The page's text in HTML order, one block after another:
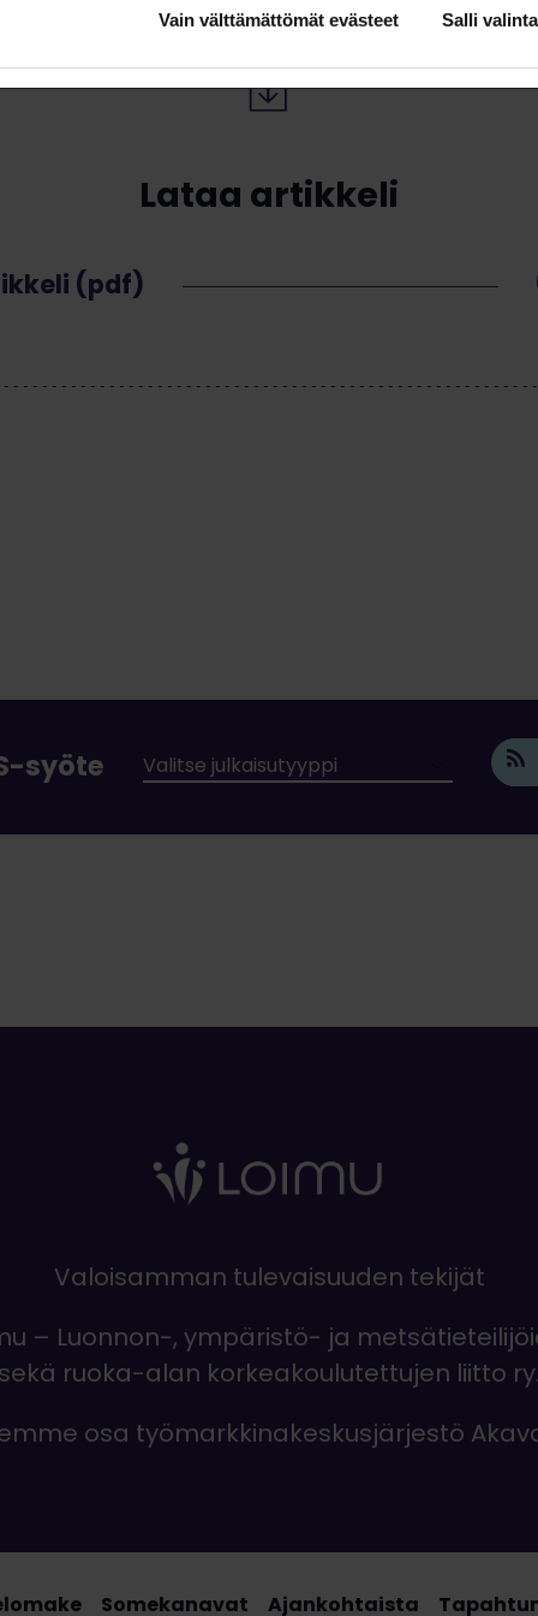
Vain välttämättömät evästeet Salli valinta
Lataa artikkeli
(pdf)
syöte
Valoisamman tulevaisuuden tekijät
– Luonnon-, ympäristö- ja
sekä ruoka-alan korkeakoulutettujen liitto ry.
osa työmarkkinakeskusjärjestö
Somekanavat Ajankohtaista